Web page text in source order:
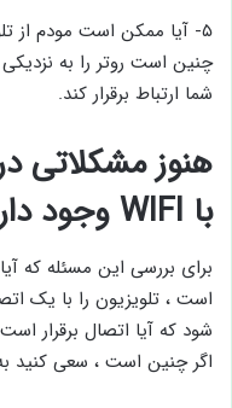
۵- آیا ممکن است مودم از
چنین است روتر را به نزدیکی
شما ارتباط برقرار کند.
هنوز مشکلاتی
با WIFI وجود دارد؟
برای بررسی این مسئله که
است ، تلویزیون را با یک
شود که آیا اتصال برقرار
اگر چنین است ، سعی کنید